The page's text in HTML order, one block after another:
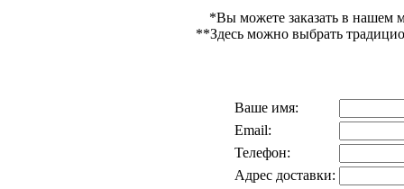
*Вы можете заказать в нашем
**Здесь можно выбрать
Ваше имя:
Email:
Телефон:
Адрес доставки: